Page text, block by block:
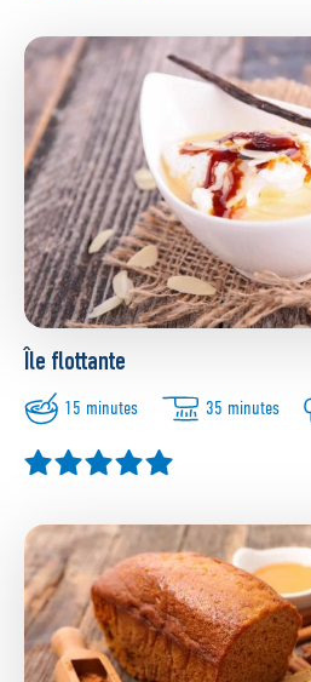
Île flottante
15 minutes 35 minutes